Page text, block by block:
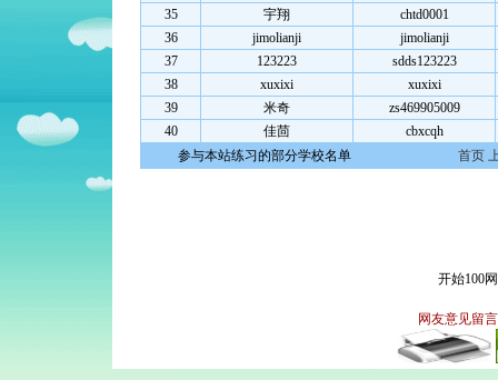
35
宇翔
chtd0001
36
jimolianji
jimolianji
37
123223
sdds123223
38
xuxixi
xuxixi
39
米奇
zs469905009
40
佳茴
cbxcqh
参与本站练习的部分学校名单
首页
开始100
网友意见留